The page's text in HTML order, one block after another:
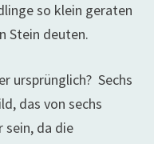
so klein geraten
Stein deuten.
ursprünglich? Sechs
das von sechs
sein, da die